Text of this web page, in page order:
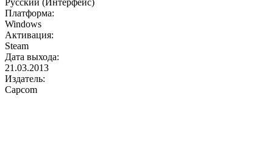
Платформа:
Windows
Активация:
Steam
Дата выхода:
21.03.2013
Издатель:
Capcom